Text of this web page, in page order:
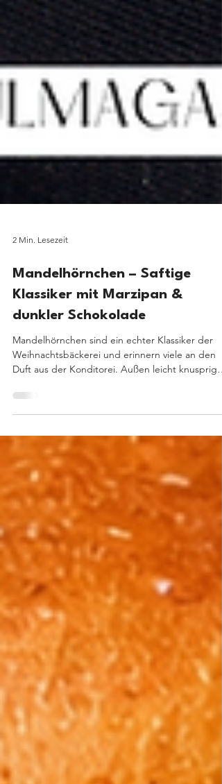
2 Min. Lesezeit
Mandelhörnchen – Saftige
dunkler Schokolade
Mandelhörnchen sind ein echter Klassiker der
Duft aus der Konditorei. Außen leicht knusprig
durch die Mandelplättchen, innen herrlich saftig
dunkler Schokolade. Dieses Mandelhörnchen
Rezept ist einfach, kommt mit wenigen Zutaten
aus und gelingt auch ohne Backprofi-Erfahrung.
Besonders praktisch: Die Mandelhörnchen sind
naturgemäß glutenfrei und lassen sich
vorbereiten oder verschen